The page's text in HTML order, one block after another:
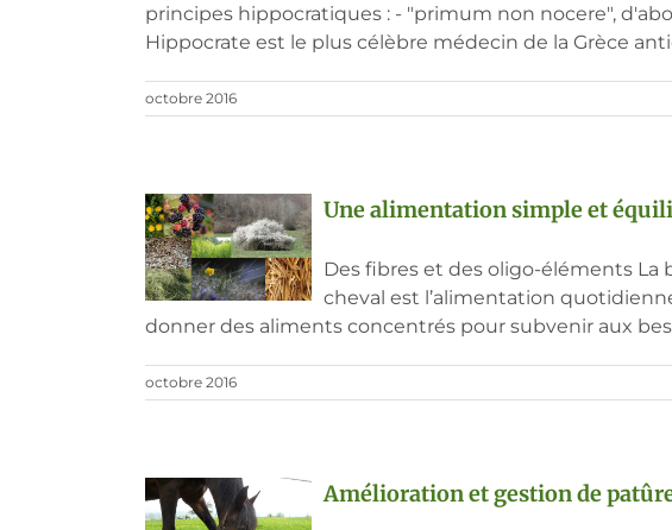
principes hippocratiques : - "primum non nocere",
Hippocrate est le plus célèbre médecin de la Grèce
octobre 2016
Une alimentation simple et
Des fibres et des oligo-éléments
cheval est l’alimentation
donner des aliments concentrés pour subvenir aux
octobre 2016
Amélioration et gestion de